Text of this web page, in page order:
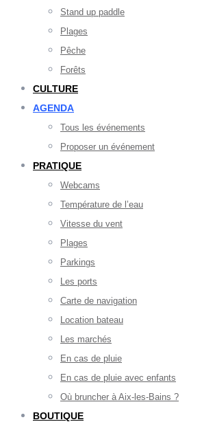
Stand up paddle
Plages
Pêche
Forêts
CULTURE
AGENDA
Tous les événements
Proposer un événement
PRATIQUE
Webcams
Température de l’eau
Vitesse du vent
Plages
Parkings
Les ports
Carte de navigation
Location bateau
Les marchés
En cas de pluie
En cas de pluie avec enfants
Où bruncher à Aix-les-Bains ?
BOUTIQUE